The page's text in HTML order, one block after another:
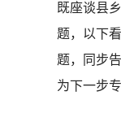
既座谈县
题，以下
题，同步
为下一步